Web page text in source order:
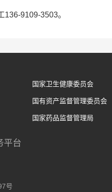
9109-3503。
国家卫生健康委员会
国有资产监督管理委员会
国家药品监督管理局
平台
号